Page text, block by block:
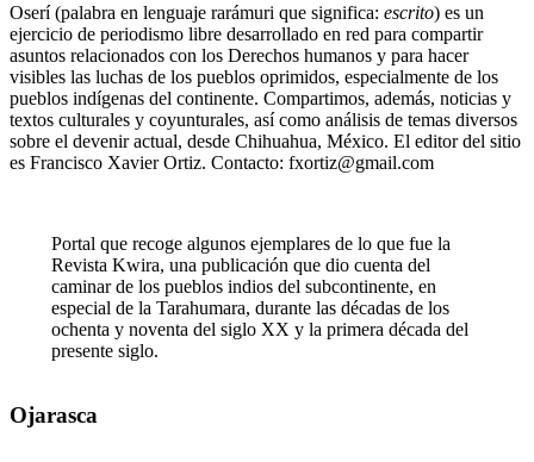
Oserí (palabra en lenguaje rarámuri que significa: escrito) es un
ejercicio de periodismo libre desarrollado en red para compartir
asuntos relacionados con los Derechos humanos y para hacer
visibles las luchas de los pueblos oprimidos, especialmente de los
pueblos indígenas del continente. Compartimos, además, noticias y
textos culturales y coyunturales, así como análisis de temas diversos
sobre el devenir actual, desde Chihuahua, México. El editor del sitio
es Francisco Xavier Ortiz. Contacto: fxortiz@gmail.com
Portal que recoge algunos ejemplares de lo que fue la
Revista Kwira, una publicación que dio cuenta del
caminar de los pueblos indios del subcontinente, en
especial de la Tarahumara, durante las décadas de los
ochenta y noventa del siglo XX y la primera década del
presente siglo.
Ojarasca